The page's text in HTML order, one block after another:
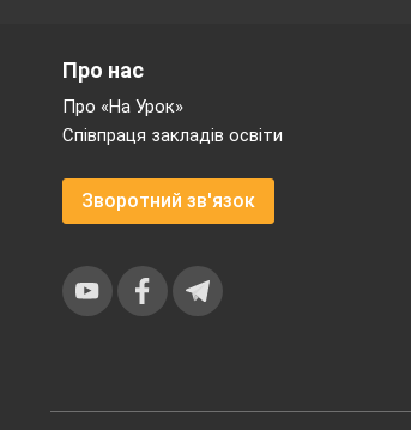
Про нас
Про «На Урок»
Співпраця закладів освіти
Зворотний зв'язок